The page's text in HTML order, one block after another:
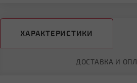
ХАРАКТЕРИСТИКИ
ДОСТАВКА И